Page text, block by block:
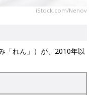
iStock.com/Nenov
「れん」）が、2010年以